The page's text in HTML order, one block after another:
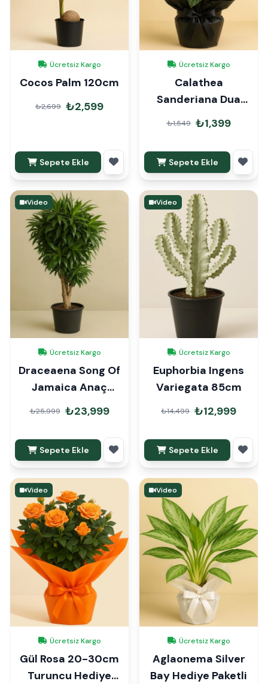
Ücretsiz Kargo
Cocos Palm 120cm
₺2,699 ₺2,599
Sepete Ekle
Ücretsiz Kargo
Calathea
Sanderiana Dua
Çiçeği Hediye
Paketli
₺1,549 ₺1,399
Sepete Ekle
Video
Ücretsiz Kargo
Draceaena Song Of
Jamaica Anaç
160cm
₺25,999 ₺23,999
Sepete Ekle
Video
Ücretsiz Kargo
Euphorbia Ingens
Variegata 85cm
₺14,499 ₺12,999
Sepete Ekle
Video
Ücretsiz Kargo
Gül Rosa 20-30cm
Turuncu Hediye
Video
Ücretsiz Kargo
Aglaonema Silver
Bay Hediye Paketli